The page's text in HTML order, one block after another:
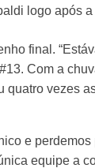
logo após a
final.
Com a
quatro vezes
e
equipe a